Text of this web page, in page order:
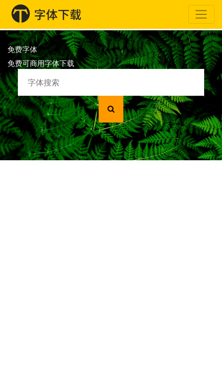
免费字体
免费可商用字体下载